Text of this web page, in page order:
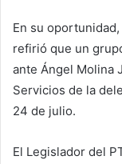
En su
refirió que un
ante Ángel Molina
Servicios de la
24 de julio.
El Legislador del